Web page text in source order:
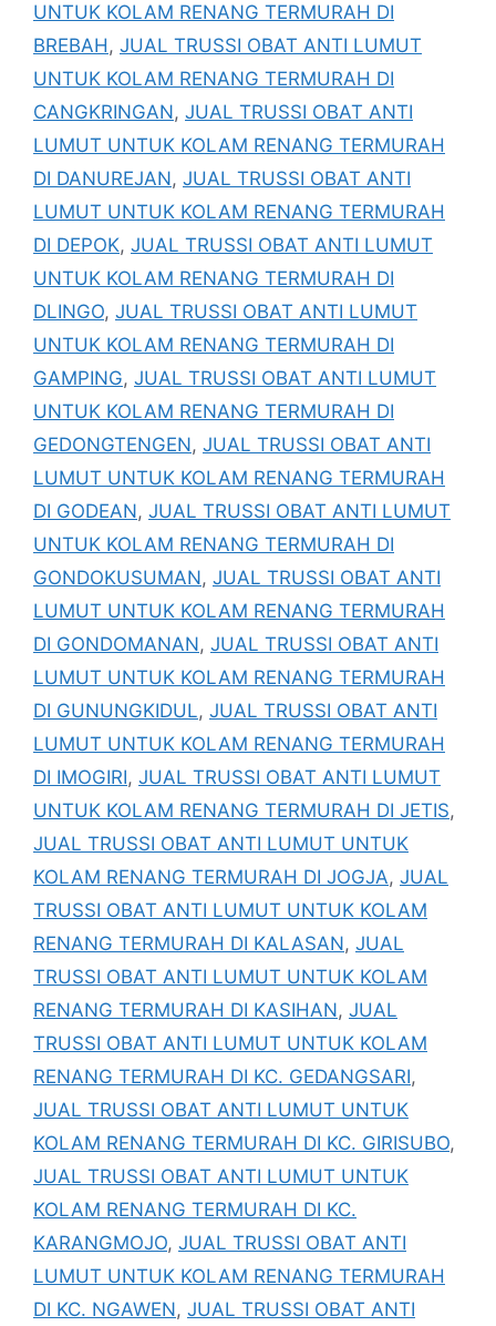
UNTUK KOLAM RENANG TERMURAH DI
BREBAH, JUAL TRUSSI OBAT ANTI LUMUT
UNTUK KOLAM RENANG TERMURAH DI
CANGKRINGAN, JUAL TRUSSI OBAT ANTI
LUMUT UNTUK KOLAM RENANG TERMURAH
DI DANUREJAN, JUAL TRUSSI OBAT ANTI
LUMUT UNTUK KOLAM RENANG TERMURAH
DI DEPOK, JUAL TRUSSI OBAT ANTI LUMUT
UNTUK KOLAM RENANG TERMURAH DI
DLINGO, JUAL TRUSSI OBAT ANTI LUMUT
UNTUK KOLAM RENANG TERMURAH DI
GAMPING, JUAL TRUSSI OBAT ANTI LUMUT
UNTUK KOLAM RENANG TERMURAH DI
GEDONGTENGEN, JUAL TRUSSI OBAT ANTI
LUMUT UNTUK KOLAM RENANG TERMURAH
DI GODEAN, JUAL TRUSSI OBAT ANTI LUMUT
UNTUK KOLAM RENANG TERMURAH DI
GONDOKUSUMAN, JUAL TRUSSI OBAT ANTI
LUMUT UNTUK KOLAM RENANG TERMURAH
DI GONDOMANAN, JUAL TRUSSI OBAT ANTI
LUMUT UNTUK KOLAM RENANG TERMURAH
DI GUNUNGKIDUL, JUAL TRUSSI OBAT ANTI
LUMUT UNTUK KOLAM RENANG TERMURAH
DI IMOGIRI, JUAL TRUSSI OBAT ANTI LUMUT
UNTUK KOLAM RENANG TERMURAH DI JETIS,
JUAL TRUSSI OBAT ANTI LUMUT UNTUK
KOLAM RENANG TERMURAH DI JOGJA, JUAL
TRUSSI OBAT ANTI LUMUT UNTUK KOLAM
RENANG TERMURAH DI KALASAN, JUAL
TRUSSI OBAT ANTI LUMUT UNTUK KOLAM
RENANG TERMURAH DI KASIHAN, JUAL
TRUSSI OBAT ANTI LUMUT UNTUK KOLAM
RENANG TERMURAH DI KC. GEDANGSARI,
JUAL TRUSSI OBAT ANTI LUMUT UNTUK
KOLAM RENANG TERMURAH DI KC. GIRISUBO,
JUAL TRUSSI OBAT ANTI LUMUT UNTUK
KOLAM RENANG TERMURAH DI KC.
KARANGMOJO, JUAL TRUSSI OBAT ANTI
LUMUT UNTUK KOLAM RENANG TERMURAH
DI KC. NGAWEN, JUAL TRUSSI OBAT ANTI